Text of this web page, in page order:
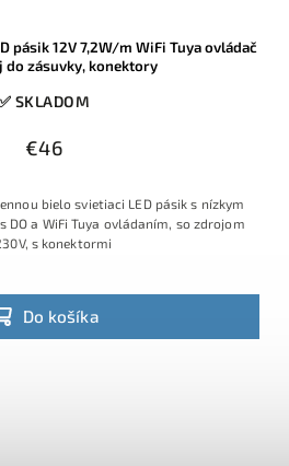
pásik 12V 7,2W/m WiFi Tuya ovládač
do zásuvky, konektory
SKLADOM
€46
Do košíka
bielo svietiaci LED pásik s nízkym
DO a WiFi Tuya ovládaním, so zdrojom
s konektormi